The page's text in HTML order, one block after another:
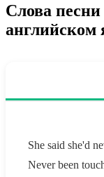
Слова
английском
She said she'd
Never been